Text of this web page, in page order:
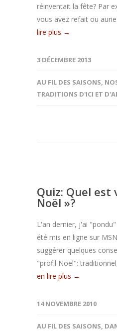
réinventait la fête? Par
vous avez refait ou
lire plus →
3 DÉCEMBRE 2013
AU FIL DES SAISONS,
TRADITIONS D'ICI ET
Quiz: Quel
Noël »?
L'an dernier, j'ai
été mis en ligne sur
suggérer quelques
"profil Noël":
en lire plus →
14 NOVEMBRE 2010
AU FIL DES SAISONS,